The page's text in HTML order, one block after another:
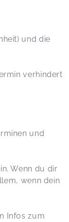
und die
verhindert
und
Wenn du dir
wenn dein
Infos zum